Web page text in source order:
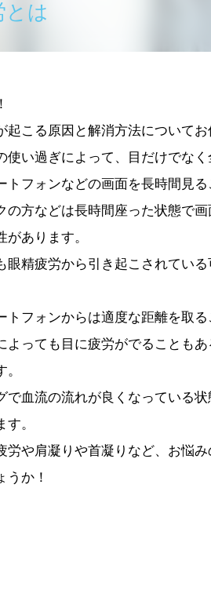
とは
起こる原因と解消方法についてお
使い過ぎによって、目だけでな
トフォンなどの画面を長時間見
の方などは長時間座った状態で
あります。
眼精疲労から引き起こされてい
トフォンからは適度な距離を取
よっても目に疲労がでることも
で血流の流れが良くなっている
。
労や肩凝りや首凝りなど、お悩
うか！